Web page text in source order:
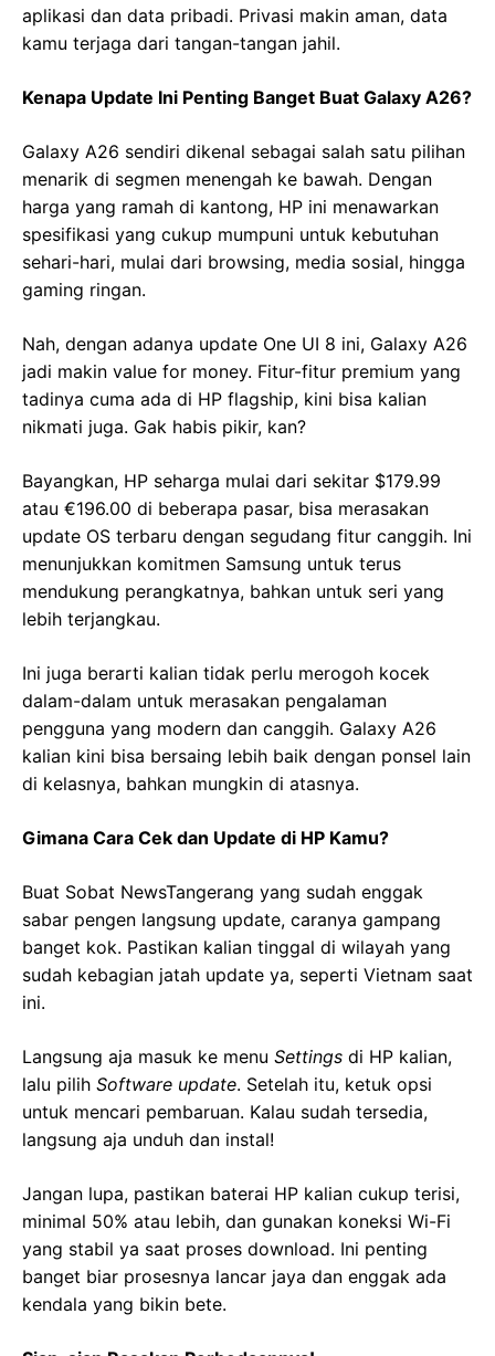
aplikasi dan data pribadi. Privasi makin aman, data
kamu terjaga dari tangan-tangan jahil.
Kenapa Update Ini Penting Banget Buat Galaxy A26?
Galaxy A26 sendiri dikenal sebagai salah satu pilihan
menarik di segmen menengah ke bawah. Dengan
harga yang ramah di kantong, HP ini menawarkan
spesifikasi yang cukup mumpuni untuk kebutuhan
sehari-hari, mulai dari browsing, media sosial, hingga
gaming ringan.
Nah, dengan adanya update One UI 8 ini, Galaxy A26
jadi makin value for money. Fitur-fitur premium yang
tadinya cuma ada di HP flagship, kini bisa kalian
nikmati juga. Gak habis pikir, kan?
Bayangkan, HP seharga mulai dari sekitar $179.99
atau €196.00 di beberapa pasar, bisa merasakan
update OS terbaru dengan segudang fitur canggih. Ini
menunjukkan komitmen Samsung untuk terus
mendukung perangkatnya, bahkan untuk seri yang
lebih terjangkau.
Ini juga berarti kalian tidak perlu merogoh kocek
dalam-dalam untuk merasakan pengalaman
pengguna yang modern dan canggih. Galaxy A26
kalian kini bisa bersaing lebih baik dengan ponsel lain
di kelasnya, bahkan mungkin di atasnya.
Gimana Cara Cek dan Update di HP Kamu?
Buat Sobat NewsTangerang yang sudah enggak
sabar pengen langsung update, caranya gampang
banget kok. Pastikan kalian tinggal di wilayah yang
sudah kebagian jatah update ya, seperti Vietnam saat
ini.
Langsung aja masuk ke menu Settings di HP kalian,
lalu pilih Software update. Setelah itu, ketuk opsi
untuk mencari pembaruan. Kalau sudah tersedia,
langsung aja unduh dan instal!
Jangan lupa, pastikan baterai HP kalian cukup terisi,
minimal 50% atau lebih, dan gunakan koneksi Wi-Fi
yang stabil ya saat proses download. Ini penting
banget biar prosesnya lancar jaya dan enggak ada
kendala yang bikin bete.